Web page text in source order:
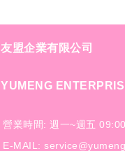
友盟企業有限公司
YUMENG
營業時間: 週一~週五
E-MAIL: